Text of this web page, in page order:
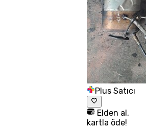
Plus Satıcı
Elden al,
kartla öde!